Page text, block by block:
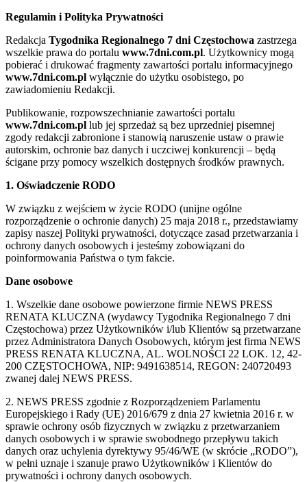
Regulamin i Polityka Prywatności
Redakcja Tygodnika Regionalnego 7 dni Częstochowa zastrzega
wszelkie prawa do portalu www.7dni.com.pl. Użytkownicy mogą
pobierać i drukować fragmenty zawartości portalu informacyjnego
www.7dni.com.pl wyłącznie do użytku osobistego, po
zawiadomieniu Redakcji.
Publikowanie, rozpowszechnianie zawartości portalu
www.7dni.com.pl lub jej sprzedaż są bez uprzedniej pisemnej
zgody redakcji zabronione i stanowią naruszenie ustaw o prawie
autorskim, ochronie baz danych i uczciwej konkurencji – będą
ścigane przy pomocy wszelkich dostępnych środków prawnych.
1. Oświadczenie RODO
W związku z wejściem w życie RODO (unijne ogólne
rozporządzenie o ochronie danych) 25 maja 2018 r., przedstawiamy
zapisy naszej Polityki prywatności, dotyczące zasad przetwarzania i
ochrony danych osobowych i jesteśmy zobowiązani do
poinformowania Państwa o tym fakcie.
Dane osobowe
1. Wszelkie dane osobowe powierzone firmie NEWS PRESS
RENATA KLUCZNA (wydawcy Tygodnika Regionalnego 7 dni
Częstochowa) przez Użytkowników i/lub Klientów są przetwarzane
przez Administratora Danych Osobowych, którym jest firma NEWS
PRESS RENATA KLUCZNA, AL. WOLNOŚCI 22 LOK. 12, 42-
200 CZĘSTOCHOWA, NIP: 9491638514, REGON: 240720493
zwanej dalej NEWS PRESS.
2. NEWS PRESS zgodnie z Rozporządzeniem Parlamentu
Europejskiego i Rady (UE) 2016/679 z dnia 27 kwietnia 2016 r. w
sprawie ochrony osób fizycznych w związku z przetwarzaniem
danych osobowych i w sprawie swobodnego przepływu takich
danych oraz uchylenia dyrektywy 95/46/WE (w skrócie „RODO”),
w pełni uznaje i szanuje prawo Użytkowników i Klientów do
prywatności i ochrony danych osobowych.